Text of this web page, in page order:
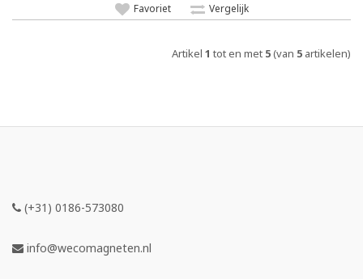
Favoriet Vergelijk
Artikel 1 tot en met 5(van 5 artikelen)
(+31) 0186-573080
info@wecomagneten.nl